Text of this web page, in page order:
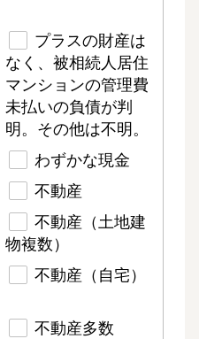
プラスの財産は
なく、被相続人居住
マンションの管理費
未払いの負債が判
明。その他は不明。
わずかな現金
不動産
不動産（土地建
物複数）
不動産（自宅）
不動産多数